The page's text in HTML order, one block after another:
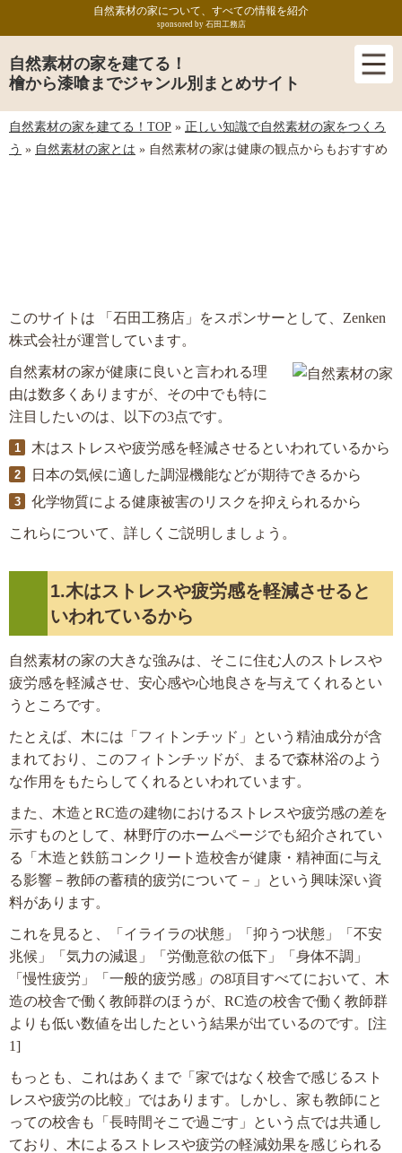
自然素材の家を建てる！
檜から漆喰までジャンル別まとめサイト
自然素材の家について、すべての情報を紹介
sponsored by 石田工務店
自然素材の家を建てる！TOP » 正しい知識で自然素材の家をつくろ
う » 自然素材の家とは » 自然素材の家は健康の観点からもおすすめ
このサイトは 「石田工務店」をスポンサーとして、Zenken
株式会社が運営しています。
自然素材の家が健康に良いと言われる理
由は数多くありますが、その中でも特に
注目したいのは、以下の3点です。
木はストレスや疲労感を軽減させるといわれているから
日本の気候に適した調湿機能などが期待できるから
化学物質による健康被害のリスクを抑えられるから
これらについて、詳しくご説明しましょう。
1.木はストレスや疲労感を軽減させると
いわれているから
自然素材の家の大きな強みは、そこに住む人のストレスや
疲労感を軽減させ、安心感や心地良さを与えてくれるとい
うところです。
たとえば、木には「フィトンチッド」という精油成分が含
まれており、このフィトンチッドが、まるで森林浴のよう
な作用をもたらしてくれるといわれています。
また、木造とRC造の建物におけるストレスや疲労感の差を
示すものとして、林野庁のホームページでも紹介されてい
る「木造と鉄筋コンクリート造校舎が健康・精神面に与え
る影響－教師の蓄積的疲労について－」という興味深い資
料があります。
これを見ると、「イライラの状態」「抑うつ状態」「不安
兆候」「気力の減退」「労働意欲の低下」「身体不調」
「慢性疲労」「一般的疲労感」の8項目すべてにおいて、木
造の校舎で働く教師群のほうが、RC造の校舎で働く教師群
よりも低い数値を出したという結果が出ているのです。[注
1]
もっとも、これはあくまで「家ではなく校舎で感じるスト
レスや疲労の比較」ではあります。しかし、家も教師にと
っての校舎も「長時間そこで過ごす」という点では共通し
ており、木によるストレスや疲労の軽減効果を感じられる